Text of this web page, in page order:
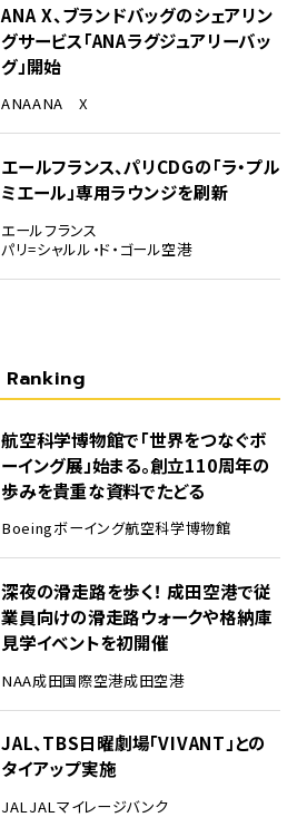
ANA X、ブランドバッグのシェアリン
グサービス「ANAラグジュアリーバッ
グ」開始
ANAANA X
エールフランス、パリCDGの「ラ・プル
ミエール」専用ラウンジを刷新
エールフランス
パリ=シャルル・ド・ゴール空港
Ranking
航空科学博物館で「世界をつなぐボ
ーイング展」始まる。創立110周年の
歩みを貴重な資料でたどる
Boeingボーイング航空科学博物館
深夜の滑走路を歩く！ 成田空港で従
業員向けの滑走路ウォークや格納庫
見学イベントを初開催
NAA成田国際空港成田空港
JAL、TBS日曜劇場「VIVANT」との
タイアップ実施
JALJALマイレージバンク